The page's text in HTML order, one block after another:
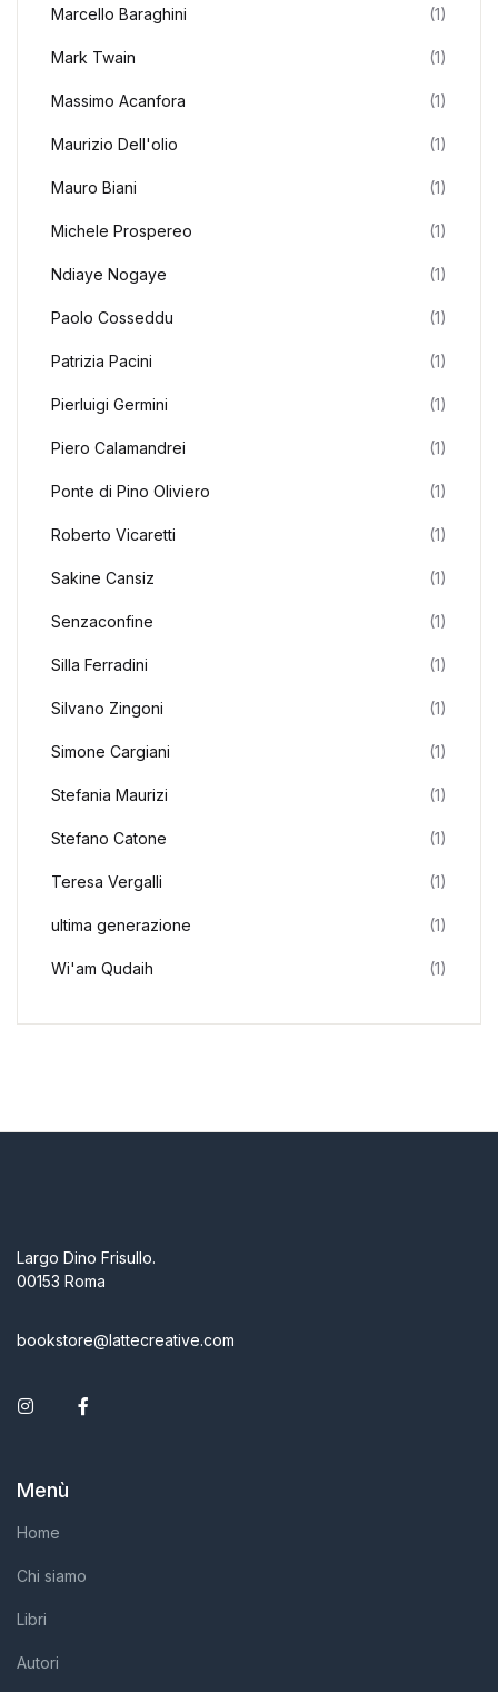
Marcello Baraghini (1)
Mark Twain (1)
Massimo Acanfora (1)
Maurizio Dell'olio (1)
Mauro Biani (1)
Michele Prospereo (1)
Ndiaye Nogaye (1)
Paolo Cosseddu (1)
Patrizia Pacini (1)
Pierluigi Germini (1)
Piero Calamandrei (1)
Ponte di Pino Oliviero (1)
Roberto Vicaretti (1)
Sakine Cansiz (1)
Senzaconfine (1)
Silla Ferradini (1)
Silvano Zingoni (1)
Simone Cargiani (1)
Stefania Maurizi (1)
Stefano Catone (1)
Teresa Vergalli (1)
ultima generazione (1)
Wi'am Qudaih (1)
Largo Dino Frisullo.
00153 Roma
bookstore@lattecreative.com
Instagram
Menù
Home
Chi siamo
Libri
Autori